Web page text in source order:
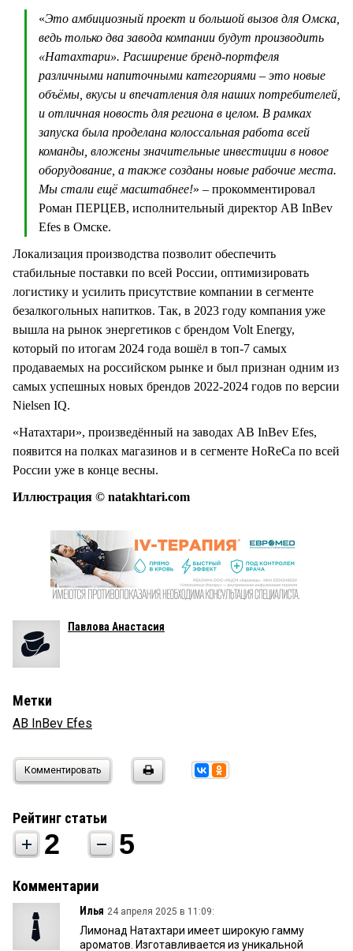
«Это амбициозный проект и большой вызов для Омска,
ведь только два завода компании будут производить
«Натахтари». Расширение бренд-портфеля
различными напиточными категориями – это новые
объёмы, вкусы и впечатления для наших потребителей,
и отличная новость для региона в целом. В рамках
запуска была проделана колоссальная работа всей
команды, вложены значительные инвестиции в новое
оборудование, а также созданы новые рабочие места.
Мы стали ещё масштабнее!» – прокомментировал
Роман ПЕРЦЕВ, исполнительный директор AB InBev
Efes в Омске.
Локализация производства позволит обеспечить
стабильные поставки по всей России, оптимизировать
логистику и усилить присутствие компании в сегменте
безалкогольных напитков. Так, в 2023 году компания уже
вышла на рынок энергетиков с брендом Volt Energy,
который по итогам 2024 года вошёл в топ-7 самых
продаваемых на российском рынке и был признан одним из
самых успешных новых брендов 2022-2024 годов по версии
Nielsen IQ.
«Натахтари», произведённый на заводах AB InBev Efes,
появится на полках магазинов и в сегменте HoReCa по всей
России уже в конце весны.
Иллюстрация © natakhtari.com
Павлова Анастасия
Метки
AB InBev Efes
Комментировать
Рейтинг статьи
2 5
Комментарии
Илья 24 апреля 2025 в 11:09:
Лимонад Натахтари имеет широкую гамму
ароматов. Изготавливается из уникальной